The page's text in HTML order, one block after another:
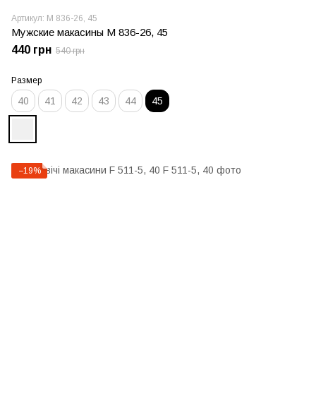
Артикул: М 836-26, 45
Мужские макасины М 836-26, 45
440 грн 540 грн
Размер
40 41 42 43 44 45
−19%